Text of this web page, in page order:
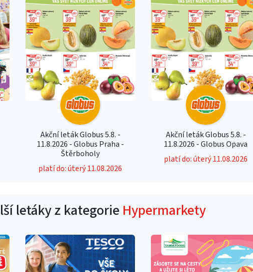
Akční leták Globus 5.8. -
11.8.2026 - Globus Praha -
Štěrboholy
platí do: úterý 11.08.2026
Akční leták Globus 5.8. -
11.8.2026 - Globus Opava
platí do: úterý 11.08.2026
letáky z kategorie Hypermarkety